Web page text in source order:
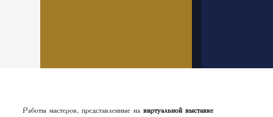
Работы мастеров, представленные навиртуальной выставке